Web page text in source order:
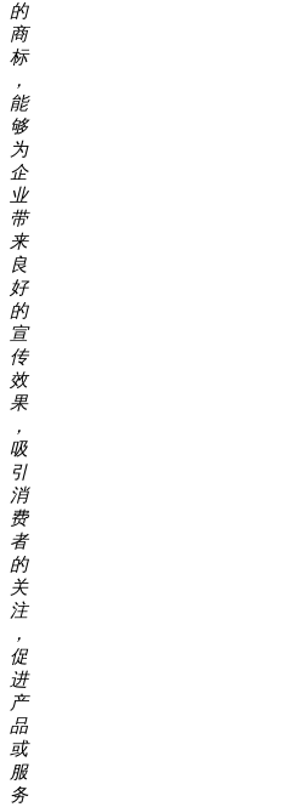
的
商
标
，
能
够
为
企
业
带
来
良
好
的
宣
传
效
果
，
吸
引
消
费
者
的
关
注
，
促
进
产
品
或
服
务